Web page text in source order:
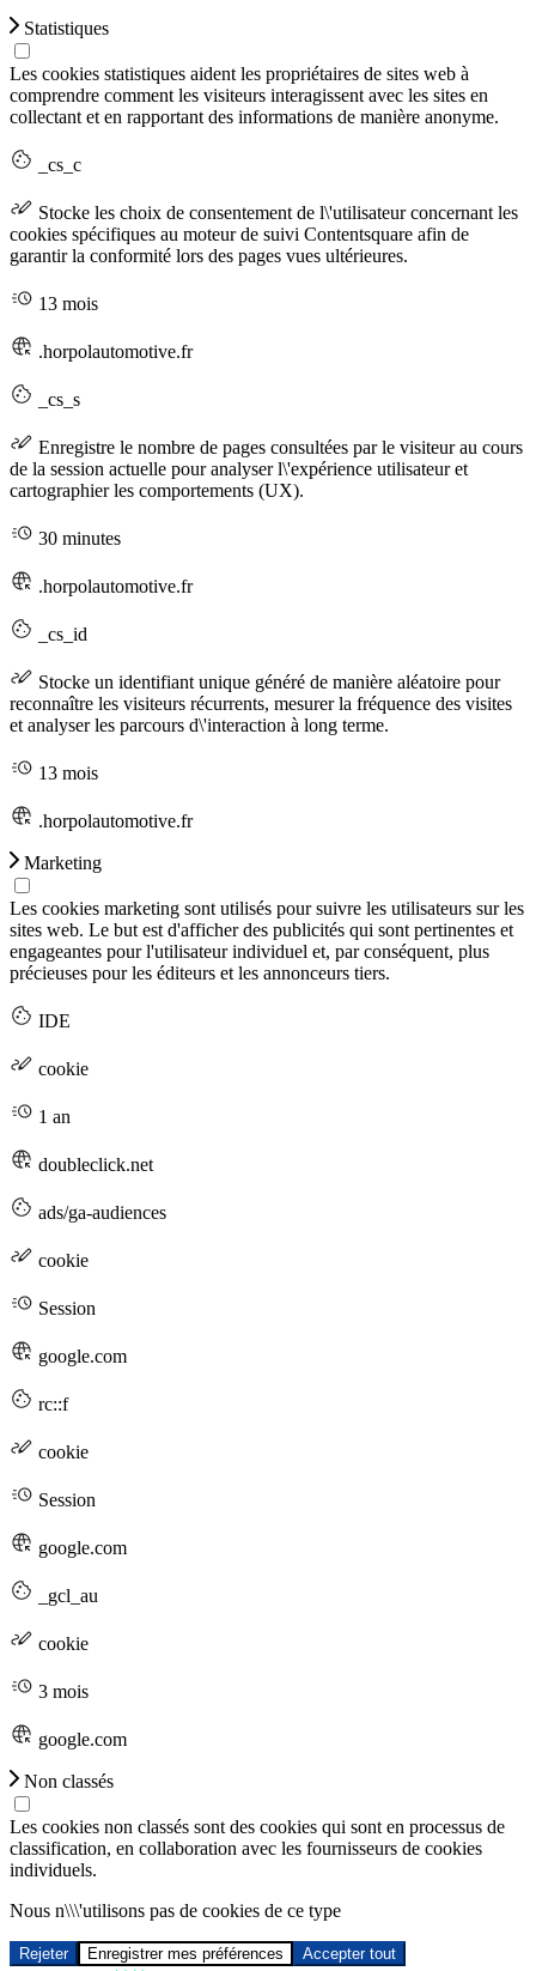
Statistiques
Les cookies statistiques aident les propriétaires de sites web à
comprendre comment les visiteurs interagissent avec les sites en
collectant et en rapportant des informations de manière anonyme.
_cs_c
Stocke les choix de consentement de l\'utilisateur concernant les
cookies spécifiques au moteur de suivi Contentsquare afin de
garantir la conformité lors des pages vues ultérieures.
13 mois
.horpolautomotive.fr
_cs_s
Enregistre le nombre de pages consultées par le visiteur au cours
de la session actuelle pour analyser l\'expérience utilisateur et
cartographier les comportements (UX).
30 minutes
.horpolautomotive.fr
_cs_id
Stocke un identifiant unique généré de manière aléatoire pour
reconnaître les visiteurs récurrents, mesurer la fréquence des visites
et analyser les parcours d\'interaction à long terme.
13 mois
.horpolautomotive.fr
Marketing
Les cookies marketing sont utilisés pour suivre les utilisateurs sur les
sites web. Le but est d'afficher des publicités qui sont pertinentes et
engageantes pour l'utilisateur individuel et, par conséquent, plus
précieuses pour les éditeurs et les annonceurs tiers.
IDE
cookie
1 an
doubleclick.net
ads/ga-audiences
cookie
Session
google.com
rc::f
cookie
Session
google.com
_gcl_au
cookie
3 mois
google.com
Non classés
Les cookies non classés sont des cookies qui sont en processus de
classification, en collaboration avec les fournisseurs de cookies
individuels.
Nous n\\\'utilisons pas de cookies de ce type
Rejeter Enregistrer mes préférences Accepter tout